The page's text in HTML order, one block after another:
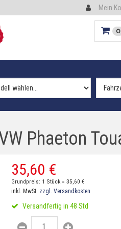
Mein
0
Phaeton
35,60 €
Grundpreis: 1 Stück = 35,60 €
inkl. MwSt. zzgl. Versandkosten
Versandfertig in 48 Std